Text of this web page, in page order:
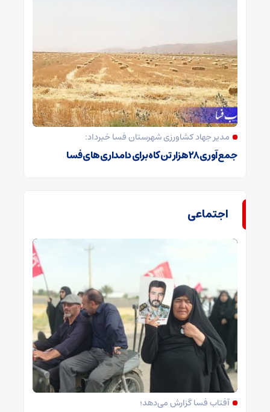
مدیر جهاد کشاورزی شهرستان فسا خبرداد:
جمع‌آوری ۲۸ هزار تن کاه برای دامداری‌های فسا
اجتماعی
آفتاب فسا گزارش می‌دهد؛